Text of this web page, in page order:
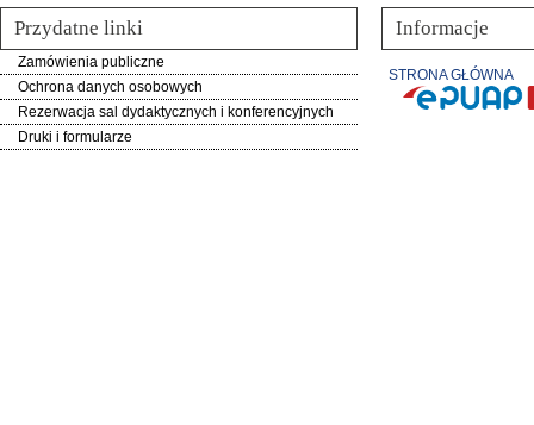
Przydatne linki
Zamówienia publiczne
Ochrona danych osobowych
Rezerwacja sal dydaktycznych i konferencyjnych
Druki i formularze
Informacje
STRONA GŁÓWNA